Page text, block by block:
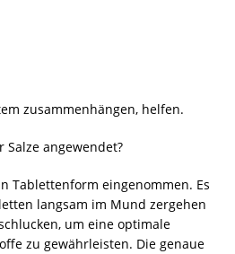
zusammenhängen, helfen.
Salze angewendet?
Tablettenform eingenommen. Es
langsam im Mund zergehen
um eine optimale
zu gewährleisten. Die genaue